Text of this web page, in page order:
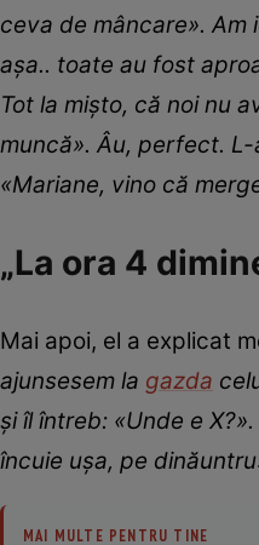
ceva de mâncare». Am
așa.. toate au fost
Tot la mișto, că noi nu
muncă». Âu, perfect.
«Mariane, vino că
„La ora 4
Mai apoi, el a explicat
ajunsesem la gazda
și îl întreb: «Unde e
încuie ușa, pe
MAI MULTE PENTRU TINE